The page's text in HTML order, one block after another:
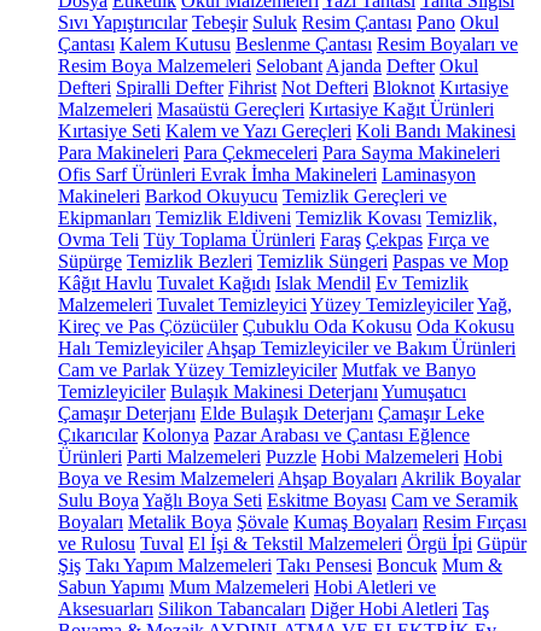
Sıvı Yapıştırıcılar Tebeşir Suluk Resim Çantası Pano Okul
Çantası Kalem Kutusu Beslenme Çantası Resim Boyaları ve
Resim Boya Malzemeleri Selobant Ajanda Defter Okul
Defteri Spiralli Defter Fihrist Not Defteri Bloknot Kırtasiye
Malzemeleri Masaüstü Gereçleri Kırtasiye Kağıt Ürünleri
Kırtasiye Seti Kalem ve Yazı Gereçleri Koli Bandı Makinesi
Para Makineleri Para Çekmeceleri Para Sayma Makineleri
Ofis Sarf Ürünleri Evrak İmha Makineleri Laminasyon
Makineleri Barkod Okuyucu Temizlik Gereçleri ve
Ekipmanları Temizlik Eldiveni Temizlik Kovası Temizlik,
Ovma Teli Tüy Toplama Ürünleri Faraş Çekpas Fırça ve
Süpürge Temizlik Bezleri Temizlik Süngeri Paspas ve Mop
Kâğıt Havlu Tuvalet Kağıdı Islak Mendil Ev Temizlik
Malzemeleri Tuvalet Temizleyici Yüzey TemizleyicilerYağ,
Kireç ve Pas Çözücüler Çubuklu Oda Kokusu Oda Kokusu
Halı Temizleyiciler Ahşap Temizleyiciler ve Bakım Ürünleri
Cam ve Parlak Yüzey Temizleyiciler Mutfak ve Banyo
Temizleyiciler Bulaşık Makinesi Deterjanı Yumuşatıcı
Çamaşır Deterjanı Elde Bulaşık Deterjanı Çamaşır Leke
Çıkarıcılar Kolonya Pazar Arabası ve Çantası Eğlence
Ürünleri Parti Malzemeleri Puzzle Hobi Malzemeleri Hobi
Boya ve Resim Malzemeleri Ahşap Boyaları Akrilik Boyalar
Sulu Boya Yağlı Boya Seti Eskitme Boyası Cam ve Seramik
Boyaları Metalik Boya Şövale Kumaş Boyaları Resim Fırçası
ve Rulosu Tuval El İşi & Tekstil Malzemeleri Örgü İpi Güpür
Şiş Takı Yapım Malzemeleri Takı Pensesi Boncuk Mum &
Sabun Yapımı Mum Malzemeleri Hobi Aletleri ve
Aksesuarları Silikon Tabancaları Diğer Hobi Aletleri Taş